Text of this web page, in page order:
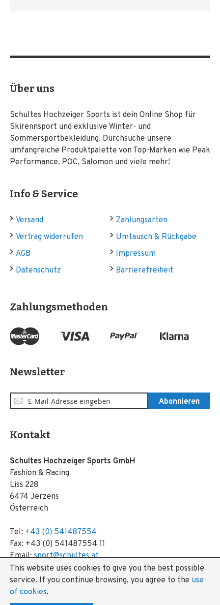
This website uses cookies to give you the best possible
service. If you continue browsing, you agree to the use
of cookies.
Über uns
Schultes Hochzeiger Sports ist dein Online Shop für
Skirennsport und exklusive Winter- und
Sommersportbekleidung. Durchsuche unsere
umfangreiche Produktpalette von Top-Marken wie Peak
Performance, POC, Salomon und viele mehr!
Info & Service
Versand
Zahlungsarten
Vertrag widerrufen
Umtausch & Rückgabe
AGB
Impressum
Datenschutz
Barrierefreiheit
Zahlungsmethoden
Newsletter
Anmeldung
zum
Abonnieren
Kontakt
Schultes Hochzeiger Sports GmbH
Fashion & Racing
Liss 228
6474 Jerzens
Österreich
Tel: +43 (0) 541487554
Fax: +43 (0) 541487554 11
Email:sport@schultes.at